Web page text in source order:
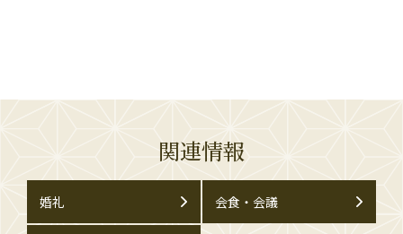
関連情報
婚礼 会食・会議